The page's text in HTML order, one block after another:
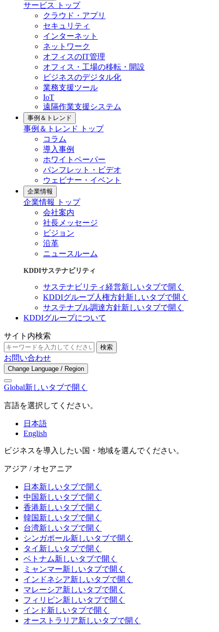
サービス トップ
クラウド・アプリ
セキュリティ
インターネット
ネットワーク
オフィスのIT管理
オフィス・工場の移転・開設
ビジネスのデジタル化
業務支援ツール
IoT
遠隔作業支援システム
事例＆トレンド
事例＆トレンド トップ
コラム
導入事例
ホワイトペーパー
パンフレット・ビデオ
ウェビナー・イベント
企業情報
企業情報 トップ
会社案内
社長メッセージ
ビジョン
沿革
ニュースルーム
KDDIサステナビリティ
サステナビリティ経営新しいタブで開く
KDDIグループ人権方針新しいタブで開く
サステナブル調達方針新しいタブで開く
KDDIグループについて
サイト内検索
検索
お問い合わせ
Change Language / Region
Global新しいタブで開く
言語を選択してください。
日本語
English
ビジネスを導入したい国・地域を選んでください。
アジア / オセアニア
日本新しいタブで開く
中国新しいタブで開く
香港新しいタブで開く
韓国新しいタブで開く
台湾新しいタブで開く
シンガポール新しいタブで開く
タイ 新しいタブで開く
ベトナム新しいタブで開く
ミャンマー新しいタブで開く
インドネシア新しいタブで開く
マレーシア新しいタブで開く
フィリピン新しいタブで開く
インド新しいタブで開く
オーストラリア新しいタブで開く